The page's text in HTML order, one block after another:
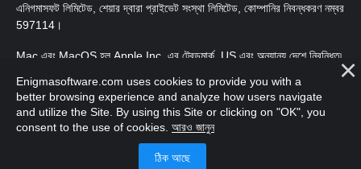
এনিগমাসফট লিমিটেড, শেয়ার দ্বারা প্রাইভেট সংস্থা লিমিটেড, কোম্পানির নিবন্ধকরণ নম্বর
597114।
Mac এবং MacOS হল Apple Inc. এর ট্রেডমার্ক, US এবং অন্যান্য দেশে নিবন্ধিত৷
কপিরাইট 2016-2026। এনিগমাসফট লিমিটেড সর্বস্বত্ত্ব সংরক্ষিত।
Enigmasoftware.com uses cookies to provide you with a
better browsing experience and analyze how users navigate
and utilize the Site. By using this Site or clicking on "OK", you
consent to the use of cookies. আরও জানুন